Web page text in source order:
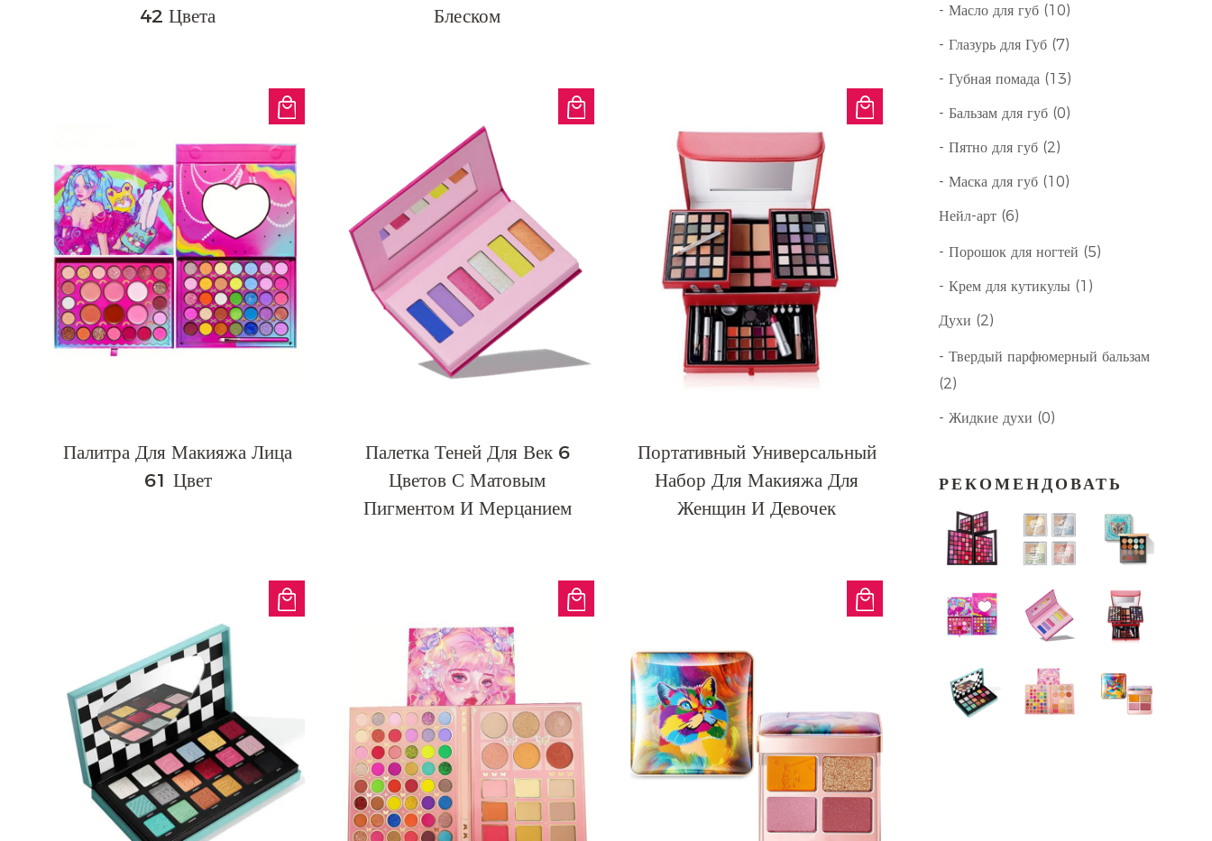
42 Цвета
Блеском
Палитра Для Макияжа Лица
61 Цвет
Палетка Теней Для Век 6
Цветов С Матовым
Пигментом И Мерцанием
Портативный Универсальный
Набор Для Макияжа Для
Женщин И Девочек
- Масло для губ (10)
- Глазурь для Губ (7)
- Губная помада (13)
- Бальзам для губ (0)
- Пятно для губ (2)
- Маска для губ (10)
Нейл-арт (6)
- Порошок для ногтей (5)
- Крем для кутикулы (1)
Духи (2)
- Твердый парфюмерный бальзам
(2)
- Жидкие духи (0)
РЕКОМЕНДОВАТЬ